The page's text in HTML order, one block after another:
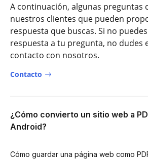
A continuación, algunas preguntas
nuestros clientes que pueden
respuesta que buscas. Si no
respuesta a tu pregunta, no dudes
contacto con nosotros.
Contacto
¿Cómo convierto un sitio web a
Android?
Cómo guardar una página web como